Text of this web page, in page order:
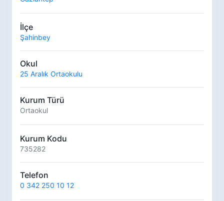
İlçe
Şahinbey
Okul
25 Aralık Ortaokulu
Kurum Türü
Ortaokul
Kurum Kodu
735282
Telefon
0 342 250 10 12